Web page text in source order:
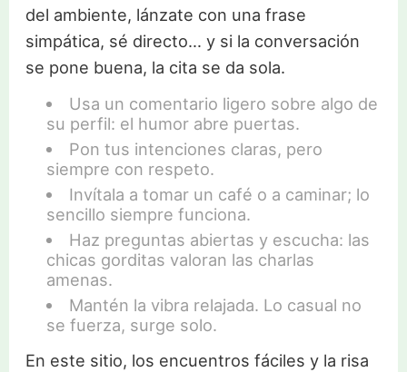
del ambiente, lánzate con una frase
simpática, sé directo… y si la conversación
se pone buena, la cita se da sola.
Usa un comentario ligero sobre algo de
su perfil: el humor abre puertas.
Pon tus intenciones claras, pero
siempre con respeto.
Invítala a tomar un café o a caminar; lo
sencillo siempre funciona.
Haz preguntas abiertas y escucha: las
chicas gorditas valoran las charlas
amenas.
Mantén la vibra relajada. Lo casual no
se fuerza, surge solo.
En este sitio, los encuentros fáciles y la risa